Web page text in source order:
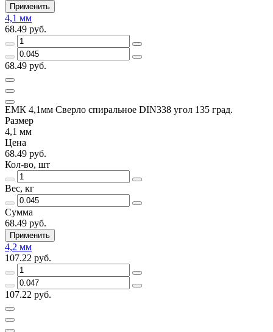
Применить
4,1 мм
68.49 руб.
68.49 руб.
ЕМК 4,1мм Сверло спиральное DIN338 угол 135 град.
Размер
4,1 мм
Цена
68.49 руб.
Кол-во, шт
Вес, кг
Сумма
68.49 руб.
Применить
4,2 мм
107.22 руб.
107.22 руб.